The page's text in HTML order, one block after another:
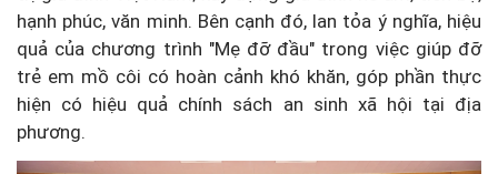
hạnh phúc, văn minh. Bên cạnh đó, lan tỏa ý nghĩa, hiệu
quả của chương trình "Mẹ đỡ đầu" trong việc giúp đỡ
trẻ em mồ côi có hoàn cảnh khó khăn, góp phần thực
hiện có hiệu quả chính sách an sinh xã hội tại địa
phương.